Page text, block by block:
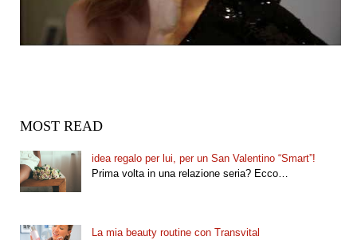
MOST READ
idea regalo per lui, per un San Valentino “Smart”!
Prima volta in una relazione seria? Ecco…
La mia beauty routine con Transvital